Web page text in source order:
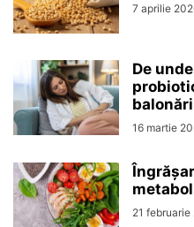
7 aprilie
De
16 martie
21 februarie